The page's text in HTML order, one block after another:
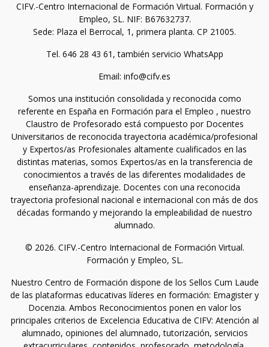
CIFV.-Centro Internacional de Formación Virtual. Formación y
Empleo, SL. NIF: B67632737.
Sede: Plaza el Berrocal, 1, primera planta. CP 21005.
Tel. 646 28 43 61, también servicio WhatsApp
Email: info@cifv.es
Somos una institución consolidada y reconocida como
referente en España en Formación para el Empleo , nuestro
Claustro de Profesorado está compuesto por Docentes
Universitarios de reconocida trayectoria académica/profesional
y Expertos/as Profesionales altamente cualificados en las
distintas materias, somos Expertos/as en la transferencia de
conocimientos a través de las diferentes modalidades de
enseñanza-aprendizaje. Docentes con una reconocida
trayectoria profesional nacional e internacional con más de dos
décadas formando y mejorando la empleabilidad de nuestro
alumnado.
© 2026. CIFV.-Centro Internacional de Formación Virtual.
Formación y Empleo, SL.
Nuestro Centro de Formación dispone de los Sellos Cum Laude
de las plataformas educativas líderes en formación: Emagister y
Docenzia. Ambos Reconocimientos ponen en valor los
principales criterios de Excelencia Educativa de CIFV: Atención al
alumnado, opiniones del alumnado, tutorización, servicios